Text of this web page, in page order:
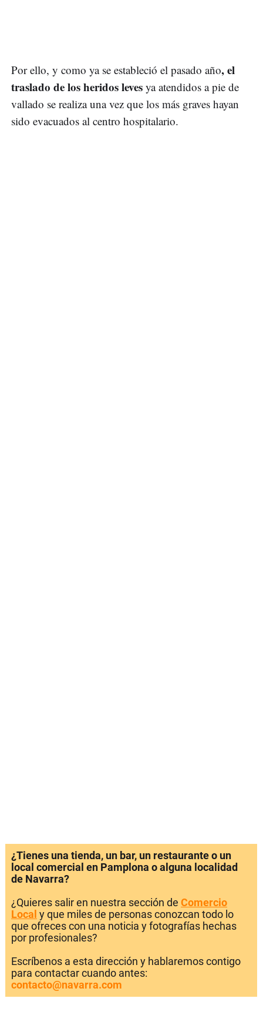
Por ello, y como ya se estableció el pasado año, el
traslado de los heridos leves ya atendidos a pie de
vallado se realiza una vez que los más graves hayan
sido evacuados al centro hospitalario.
¿Tienes una tienda, un bar, un restaurante o un
local comercial en Pamplona o alguna localidad
de Navarra?
¿Quieres salir en nuestra sección de Comercio
Local y que miles de personas conozcan todo lo
que ofreces con una noticia y fotografías hechas
por profesionales?
Escríbenos a esta dirección y hablaremos contigo
para contactar cuando antes:
contacto@navarra.com